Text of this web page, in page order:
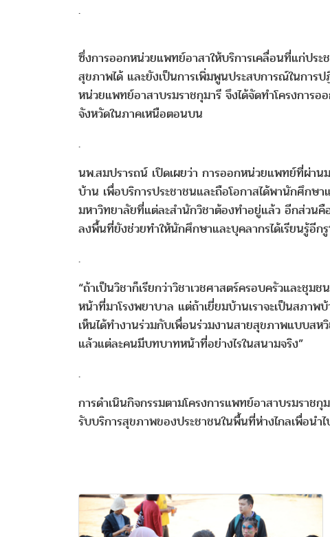
.
ซึ่งการออกหน่วยแพทย์อาสาให้บริการเคลื่อนที่แก่ประ
สุขภาพได้ และยังเป็นการเพิ่มพูนประสบการณ์ในกา
หน่วยแพทย์อาสาบรมราชกุมารี จึงได้จัดทำโครงการ
จังหวัดในภาคเหนือตอนบน
.
นพ.สมปรารถน์ เปิดเผยว่า การออกหน่วยแพทย์ที่ผ่า
บ้าน เพื่อบริการประชาชนและถือโอกาสได้พานักศึกษ
มหาวิทยาลัยที่แต่ละสำนักวิชาต้องทำอยู่แล้ว อีกส่วนคื
ลงพื้นที่ยังช่วยทำให้นักศึกษาและบุคลากรได้เรียนรู้อี
.
“ถ้าเป็นวิชาก็เรียกว่าวิชาเวชศาสตร์ครอบครัวและชุม
หน้าที่มาโรงพยาบาล แต่ถ้าเยี่ยมบ้านเราจะเป็นสภ
เห็นได้ทำงานร่วมกับเพื่อนร่วมงานสายสุขภาพแบบส
แล้วแต่ละคนมีบทบาทหน้าที่อย่างไรในสนามจริง”
.
การดำเนินกิจกรรมตามโครงการแพทย์อาสาบรมราช
รับบริการสุขภาพของประชาชนในพื้นที่ห่างไกลเพื่อนำ